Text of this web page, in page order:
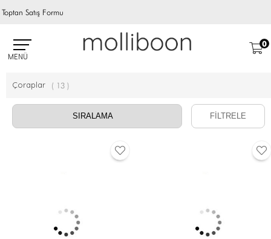
Toptan Satış Formu
MENÜ
0
Çoraplar ( 13 )
FİLTRELE